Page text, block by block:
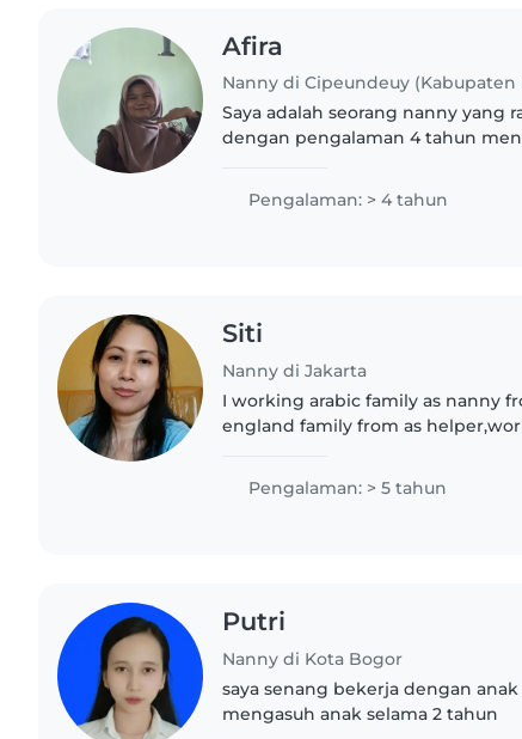
Afira
Nanny di Cipeundeuy
Saya adalah seorang nanny yang
dengan pengalaman 4 tahun
Boarding School dan memiliki..
Pengalaman: > 4 tahun
Siti
Nanny di Jakarta
I working arabic family as nanny
england family from as
nanny from , I can speak..
Pengalaman: > 5 tahun
Putri
Nanny di Kota Bogor
saya senang bekerja dengan
mengasuh anak selama 2 tahun